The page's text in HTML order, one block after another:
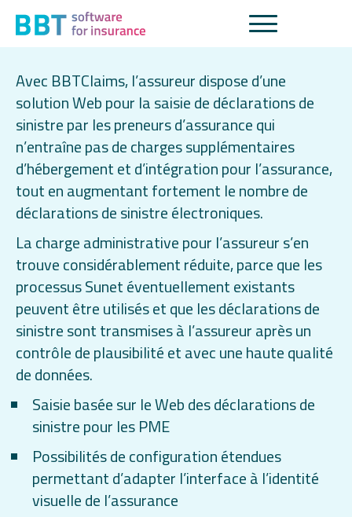
BBTClaims
Avec BBTClaims, l’assureur dispose d’une
solution Web pour la saisie de déclarations de
sinistre par les preneurs d’assurance qui
n’entraîne pas de charges supplémentaires
d’hébergement et d’intégration pour l’assurance,
tout en augmentant fortement le nombre de
déclarations de sinistre électroniques.
La charge administrative pour l’assureur s’en
trouve considérablement réduite, parce que les
processus Sunet éventuellement existants
peuvent être utilisés et que les déclarations de
sinistre sont transmises à l’assureur après un
contrôle de plausibilité et avec une haute qualité
de données.
Saisie basée sur le Web des déclarations de
sinistre pour les PME
Possibilités de configuration étendues
permettant d’adapter l’interface à l’identité
visuelle de l’assurance